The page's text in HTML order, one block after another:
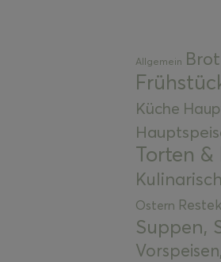
Allgemein
Küche
Torten &
Ostern
Suppen,